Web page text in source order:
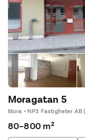
Moragatan 5
Mora • NP3 Fastigheter AB
80–800 m²